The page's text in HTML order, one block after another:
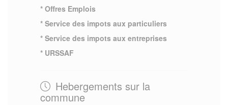
* Offres Emplois
* Service des impots aux particuliers
* Service des impots aux entreprises
* URSSAF
Hebergements sur la
commune